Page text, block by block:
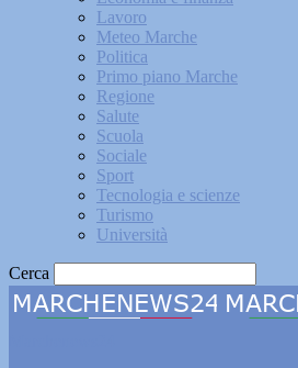
Lavoro
Meteo Marche
Politica
Primo piano Marche
Regione
Salute
Scuola
Sociale
Sport
Tecnologia e scienze
Turismo
Università
Cerca